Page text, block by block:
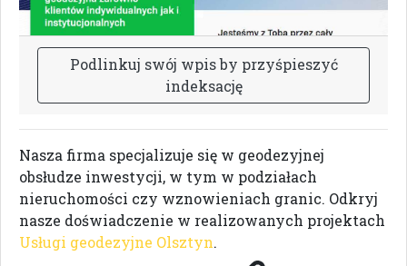
Podlinkuj swój wpisby przyśpieszyć
indeksację
Nasza firma specjalizuje się w geodezyjnej
obsłudze inwestycji, w tym w podziałach
nieruchomości czy wznowieniach granic. Odkryj
nasze doświadczenie w realizowanych projektach
Usługi geodezyjne Olsztyn.